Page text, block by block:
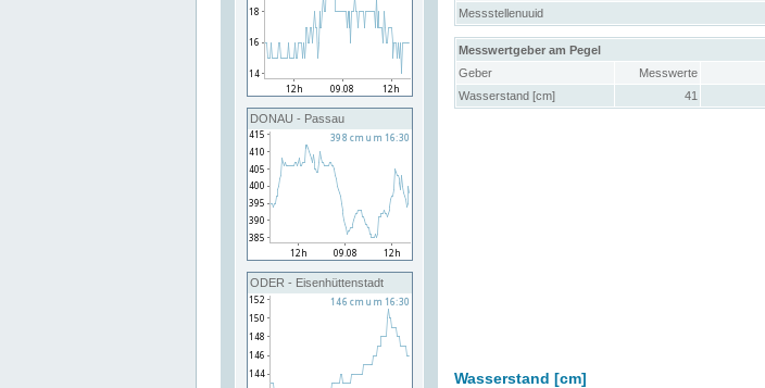
DONAU - Passau
ODER - Eisenhüttenstadt
Messstellenuuid
Messwertgeber am Pegel
Geber
Messwerte
Wasserstand [cm]
41
Wasserstand [cm]